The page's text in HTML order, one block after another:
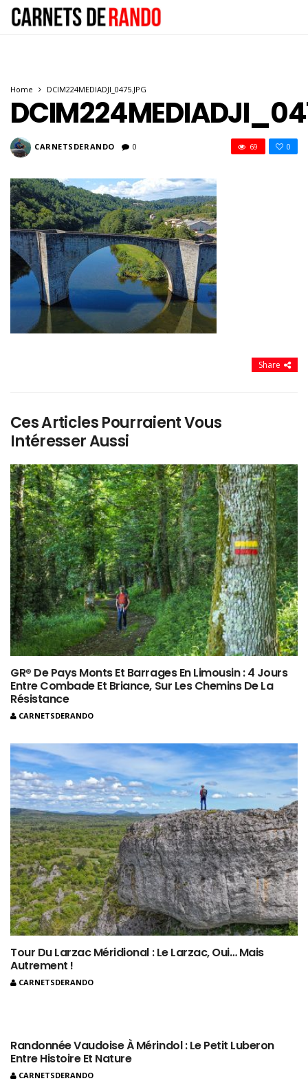
Home DCIM224MEDIADJI_0475.JPG
CARNETSDERANDO 0 0
69
Share
Ces Articles Pourraient Vous
Intéresser Aussi
GR® De Pays Monts Et Barrages En Limousin : 4 Jours
Entre Combade Et Briance, Sur Les Chemins De La
Résistance
CARNETSDERANDO
Tour Du Larzac Méridional : Le Larzac, Oui… Mais
Autrement !
CARNETSDERANDO
Randonnée Vaudoise À Mérindol : Le Petit Luberon
Entre Histoire Et Nature
CARNETSDERANDO